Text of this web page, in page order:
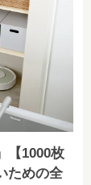
【1000枚
ための全